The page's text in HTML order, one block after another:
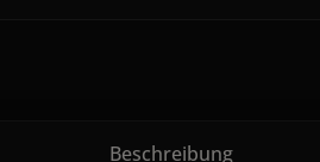
Beschreibung